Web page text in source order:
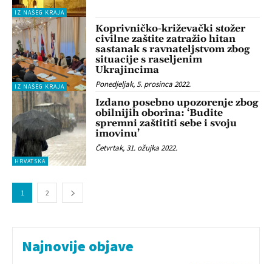
IZ NAŠEG KRAJA
IZ NAŠEG KRAJA
Koprivničko-križevački stožer
civilne zaštite zatražio hitan
sastanak s ravnateljstvom zbog
situacije s raseljenim
Ukrajincima
Ponedjeljak, 5. prosinca 2022.
HRVATSKA
Izdano posebno upozorenje zbog
obilnijih oborina: ‘Budite
spremni zaštititi sebe i svoju
imovinu’
Četvrtak, 31. ožujka 2022.
1 2
Najnovije objave